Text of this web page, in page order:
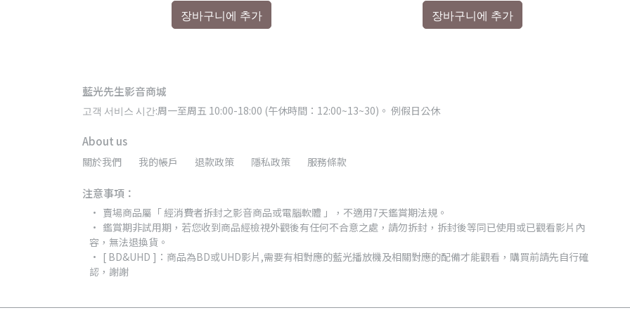
장바구니에 추가 장바구니에 추가
藍光先生影音商城
고객 서비스 시간:周一至周五 10:00-18:00 (午休時間：12:00~13~30)。 例假日公休
About us
關於我們 我的帳戶 退款政策 隱私政策 服務條款
注意事項：
賣場商品屬「 經消費者拆封之影音商品或電腦軟體 」，不適用7天鑑賞期法規。
鑑賞期非試用期，若您收到商品經檢視外觀後有任何不合意之處，請勿拆封，拆封後等同已使用或已觀看影片內
容，無法退換貨。
[ BD&UHD ]：商品為BD或UHD影片,需要有相對應的藍光播放機及相關對應的配備才能觀看，購買前請先自行確
認，謝謝